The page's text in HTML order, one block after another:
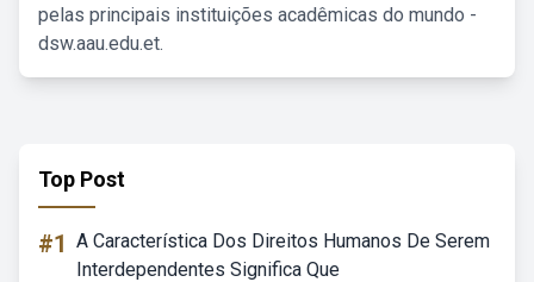
pelas principais instituições acadêmicas do mundo -
dsw.aau.edu.et.
Top Post
#1 A Característica Dos Direitos Humanos De Serem
Interdependentes Significa Que